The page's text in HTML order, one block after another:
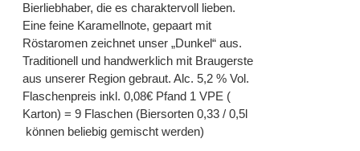
Bierliebhaber, die es charaktervoll lieben.
Eine feine Karamellnote, gepaart mit
Röstaromen zeichnet unser „Dunkel“ aus.
Traditionell und handwerklich mit Braugerste
aus unserer Region gebraut. Alc. 5,2 % Vol.
Flaschenpreis inkl. 0,08€ Pfand 1 VPE (
Karton) = 9 Flaschen (Biersorten 0,33 / 0,5l
können beliebig gemischt werden)